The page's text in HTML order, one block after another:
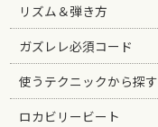
リズム＆弾き方
ガズレレ必須コード
使うテクニックから探す
ロカビリービート